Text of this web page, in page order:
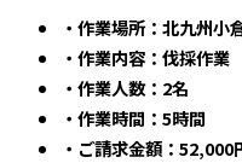
・作業場所：北九州小
・作業内容：伐採作業
・作業人数：2名
・作業時間：5時間
・ご請求金額：52,000